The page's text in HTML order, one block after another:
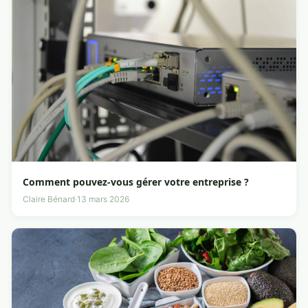
Comment pouvez-vous gérer votre entreprise ?
Claire Bénard·13 mars 2026